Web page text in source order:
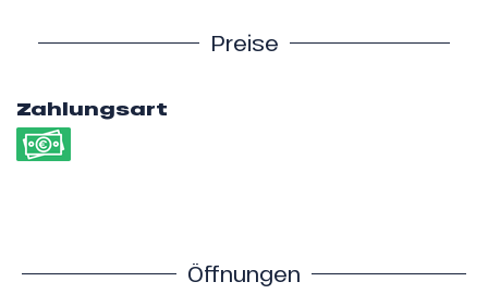
Preise
Zahlungsart
Öffnungen